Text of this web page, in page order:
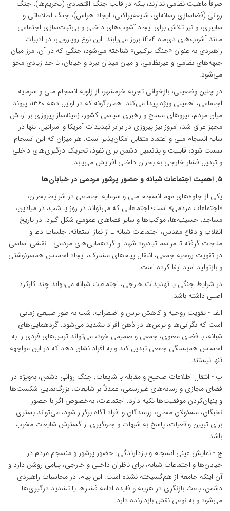
صرفاً ماهیت نظامی ندارند؛ بلکه در قالب جنگ اقتصادی (تحریم‌ها)، جنگ
روانی (فضاسازی رسانه‌ای، شایعه‌پراکنی، ایجاد هراس)، جنگ اطلاعاتی و
سایبری، و نیز تلاش برای ایجاد آشوب‌های داخلی و بی‌ثبات‌سازی اجتماعی
مانند آشوب‌های دی‌ماه ۱۴۰۴ بروز می‌یابند. این نوع رویارویی، در ادبیات
راهبردی به عنوان «جنگ ترکیبی» شناخته می‌شود؛ جنگی که در آن، مرز میان
جبهه‌های نظامی و غیرنظامی، و میان میدان نبرد و خیابان، تا حد زیادی محو
می‌شود.
در چنین وضعیتی، بازخوانی تجربه خرمشهر، از زاویه انسجام ملی و سرمایه
اجتماعی، اهمیتی ویژه پیدا می‌کند. همان‌گونه که در اوایل دهه ۱۳۶۰، پیوند
میان مردم، نیروهای مسلح و رهبری سیاسی کشور، زمینه‌ساز پیروزی بر ارتش
مجهز عراق شد، امروز نیز پیروزی در برابر تهدیدات آمریکا و اسرائیل، تنها در
سایه انسجام ملی و اعتماد متقابل امکان‌پذیر است. هر میزان که این انسجام
سست شود، قابلیت و پتانسیل دشمن برای نفوذ، تحریک درگیری‌های داخلی
و تبدیل فشار خارجی به بحران داخلی افزایش می‌یابد.
۵. اهمیت اجتماعات شبانه و حضور پرشور مردمی در خیابان‌ها
یکی از جلوه‌های مهم انسجام ملی و سرمایه اجتماعی در شرایط بحران،
«اجتماعات مردمی» است؛ اجتماعاتی که می‌تواند در روز یا شب، در میادین،
مساجد، حسینیه‌ها، موکب‌ها و سایر فضاهای عمومی شکل گیرد. در تاریخ
انقلاب و دفاع مقدس، اجتماعات شبانه ـ از نماز استغاثه، جلسات دعا و
مناجات گرفته تا مراسم تیادبود شهدا و گردهمایی‌های مردمی ـ نقشی اساسی
در تقویت روحیه جمعی، انتقال پیام‌های مشترک، ایجاد احساس هم‌سرنوشتی
و بازتولید امید ایفا کرده است.
در شرایط جنگی یا تهدیدات خارجی، اجتماعات شبانه می‌تواند چند کارکرد
اصلی داشته باشد:
الف - تقویت روحیه و کاهش ترس و اضطراب: شب به طور طبیعی زمانی
است که نگرانی‌ها و ترس‌ها در ذهن افراد تشدید می‌شود. گردهمایی‌های
شبانه، با فضای معنوی، جمعی و صمیمی خود، می‌تواند ترس‌های فردی را به
احساس هم‌بستگی جمعی تبدیل کند و به افراد نشان دهد که در این مواجهه
تنها نیستند.
ب - انتقال اطلاعات صحیح و مقابله با شایعات: جنگ روانی دشمن، به‌ویژه در
فضای مجازی و رسانه‌های غیررسمی، عمدتاً بر شایعات، بزرگ‌نمایی شکست‌ها
و پنهان‌کردن موفقیت‌ها تکیه دارد. اجتماعات، به‌خصوص اگر با حضور
نخبگان، مسئولان محلی، رزمندگان و افراد آگاه برگزار شود، می‌تواند بستری
برای تبیین واقعیات، پاسخ به شبهات و جلوگیری از گسترش شایعات مخرب
باشد.
ج - نمایش عینی انسجام و بازدارندگی: حضور پرشور و منسجم مردم در
خیابان‌ها و اجتماعات شبانه، برای ناظران داخلی و خارجی، پیامی روشن دارد و
آن اینکه جامعه از هم‌گسیخته نشده است. این پیام، در محاسبات راهبردی
دشمن، باعث بازنگری در هزینه و فایده ادامه فشارها یا تشدید درگیری‌ها
می‌شود و به نوعی نقش بازدارنده دارد.